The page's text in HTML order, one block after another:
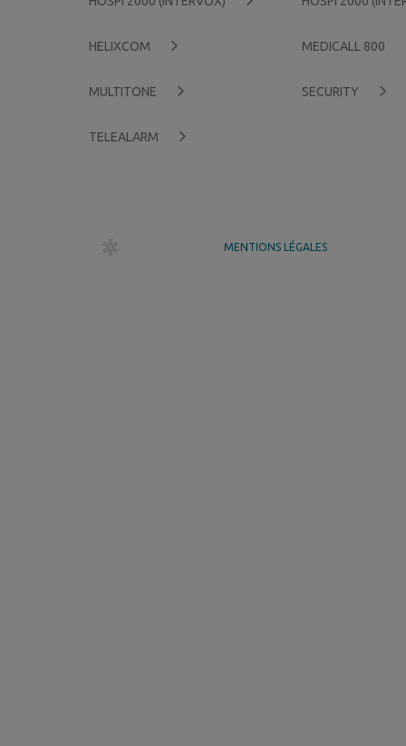
HELIXCOM
MULTITONE
TELEALARM
MEDICALL 800
SECURITY
MENTIONS LÉGALES